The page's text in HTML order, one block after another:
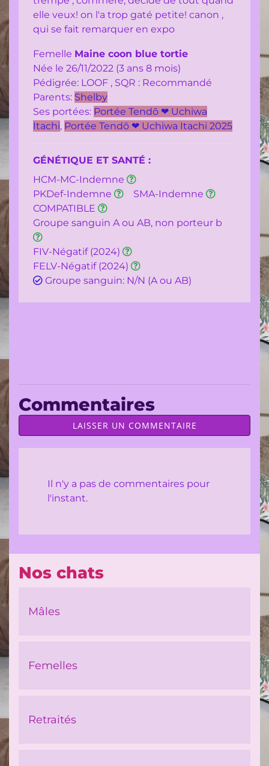
elle veux! on l'a trop gaté petite! canon ,
qui se fait remarquer en expo
Femelle Maine coon blue tortie
Née le 26/11/2022 (3 ans 8 mois)
Pédigrée: LOOF , SQR : Recommandé
Parents: Shelby
Ses portées: Portée Tendō ❤ Uchiwa
Itachi, Portée Tendō ❤ Uchiwa Itachi 2025
GÉNÉTIQUE ET SANTÉ :
HCM-MC-Indemne
PKDef-Indemne
SMA-Indemne
COMPATIBLE
Groupe sanguin A ou AB, non porteur b
FIV-Négatif (2024)
FELV-Négatif (2024)
Groupe sanguin: N/N (A ou AB)
Commentaires
LAISSER UN COMMENTAIRE
Il n'y a pas de commentaires pour
l'instant.
Nos chats
Mâles
Femelles
Retraités